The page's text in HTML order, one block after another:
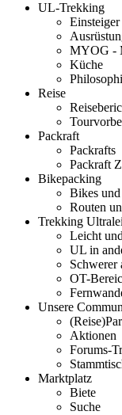
UL-Trekking
Einsteiger
MYOG -
Küche
Reise
Packraft
Packrafts
Packraft
Bikepacking
Bikes
Routen
Trekking
Leicht
UL in
Schwerer
OT-
Unsere
Aktionen
Forums-
Marktplatz
Biete
Suche